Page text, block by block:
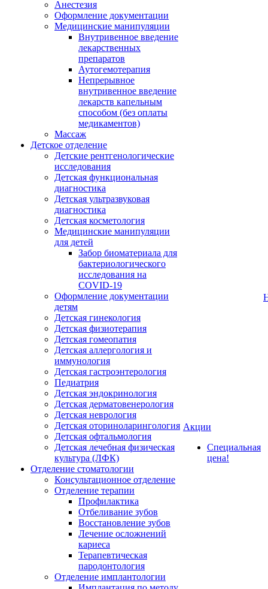
Анестезия
Оформление документации
Медицинские манипуляции
Внутривенное введение
лекарственных
препаратов
Аутогемотерапия
Непрерывное
внутривенное введение
лекарств капельным
способом (без оплаты
медикаментов)
Массаж
Детское отделение
Детские рентгенологические
исследования
Детская функциональная
диагностика
Детская ультразвуковая
диагностика
Детская косметология
Медицинские манипуляции
для детей
Забор биоматериала для
бактериологического
исследования на
COVID-19
Оформление документации
детям
Детская гинекология
Детская физиотерапия
Детская гомеопатия
Детская аллергология и
иммунология
Детская гастроэнтерология
Педиатрия
Детская эндокринология
Детская дерматовенерология
Детская неврология
Детская оториноларингология
Детская офтальмология
Детская лечебная физическая
культура (ЛФК)
Отделение стоматологии
Консультационное отделение
Отделение терапии
Профилактика
Отбеливание зубов
Восстановление зубов
Лечение осложнений
кариеса
Терапевтическая
пародонтология
Отделение имплантологии
Акции
Специальная
цена!